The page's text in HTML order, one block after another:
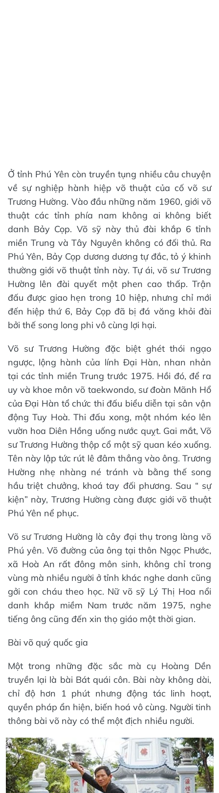
Ở tỉnh Phú Yên còn truyền tụng nhiều câu chuyện
về sự nghiệp hành hiệp võ thuật của cố võ sư
Trương Hường. Vào đầu những năm 1960, giới võ
thuật các tỉnh phía nam không ai không biết
danh Bảy Cọp. Võ sỹ này thủ đài khắp 6 tỉnh
miền Trung và Tây Nguyên không có đối thủ. Ra
Phú Yên, Bảy Cọp dương dương tự đắc, tỏ ý khinh
thường giới võ thuật tỉnh này. Tự ái, võ sư Trương
Hường lên đài quyết một phen cao thấp. Trận
đấu được giao hẹn trong 10 hiệp, nhưng chỉ mới
đến hiệp thứ 6, Bảy Cọp đã bị đá văng khỏi đài
bởi thế song long phi vô cùng lợi hại.
Võ sư Trương Hường đặc biệt ghét thói ngạo
ngược, lộng hành của lính Đại Hàn, nhan nhản
tại các tỉnh miền Trung trước 1975. Hồi đó, để ra
uy và khoe môn võ taekwondo, sư đoàn Mãnh Hổ
của Đại Hàn tổ chức thi đấu biểu diễn tại sân vận
động Tuy Hoà. Thi đấu xong, một nhóm kéo lên
vườn hoa Diên Hồng uống nước quỵt. Gai mắt, Võ
sư Trương Hường thộp cổ một sỹ quan kéo xuống.
Tên này lập tức rút lê đâm thẳng vào ông. Trương
Hường nhẹ nhàng né tránh và bằng thế song
hầu triệt chưởng, khoá tay đối phương. Sau “ sự
kiện” này, Trương Hường càng được giới võ thuật
Phú Yên nể phục.
Võ sư Trương Hường là cây đại thụ trong làng võ
Phú yên. Võ đường của ông tại thôn Ngọc Phước,
xã Hoà An rất đông môn sinh, không chỉ trong
vùng mà nhiều người ở tỉnh khác nghe danh cũng
gởi con cháu theo học. Nữ võ sỹ Lý Thị Hoa nổi
danh khắp miềm Nam trước năm 1975, nghe
tiếng ông cũng đến xin thọ giáo một thời gian.
Bài võ quý quốc gia
Một trong những đặc sắc mà cụ Hoàng Dền
truyền lại là bài Bát quái côn. Bài này không dài,
chỉ độ hơn 1 phút nhưng động tác linh hoạt,
quyền pháp ẩn hiện, biến hoá vô cùng. Người tinh
thông bài võ này có thể một địch nhiều người.